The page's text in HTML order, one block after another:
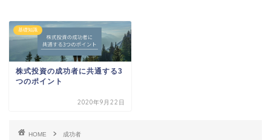
基礎知識
株式投資の成功者に共通する3
つのポイント
2020年9月22日
HOME 成功者